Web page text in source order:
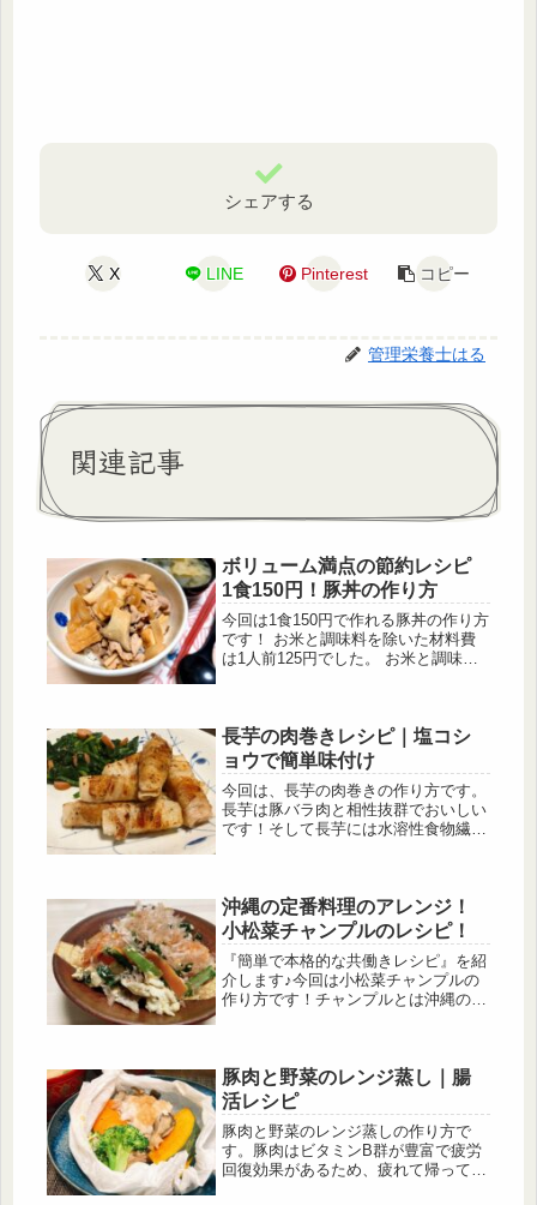
シェアする
X LINE Pinterest コピー
管理栄養士はる
関連記事
ボリューム満点の節約レシピ
1食150円！豚丼の作り方
今回は1食150円で作れる豚丼の作り方
です！ お米と調味料を除いた材料費
は1人前125円でした。 お米と調味料
長芋の肉巻きレシピ｜塩コシ
ョウで簡単味付け
今回は、長芋の肉巻きの作り方です。
長芋は豚バラ肉と相性抜群でおいしい
です！そして長芋には水溶性食物繊維
が含まれていると研究で明らかになり
ました。
沖縄の定番料理のアレンジ！
小松菜チャンプルのレシピ！
『簡単で本格的な共働きレシピ』を紹
介します♪今回は小松菜チャンプルの
作り方です！チャンプルとは沖縄の方
松菜で作ってみました。
豚肉と野菜のレンジ蒸し｜腸
活レシピ
豚肉と野菜のレンジ蒸しの作り方で
す。豚肉はビタミンB群が豊富で疲労
回復効果があるため、疲れて帰ってき